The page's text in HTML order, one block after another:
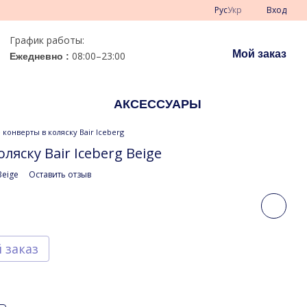
РусУкр Вход
График работы:
Ежедневно : 08:00–23:00 Мой заказ
АКСЕССУАРЫ
в коляску Bair Iceberg
Bair Iceberg Beige
Оставить отзыв